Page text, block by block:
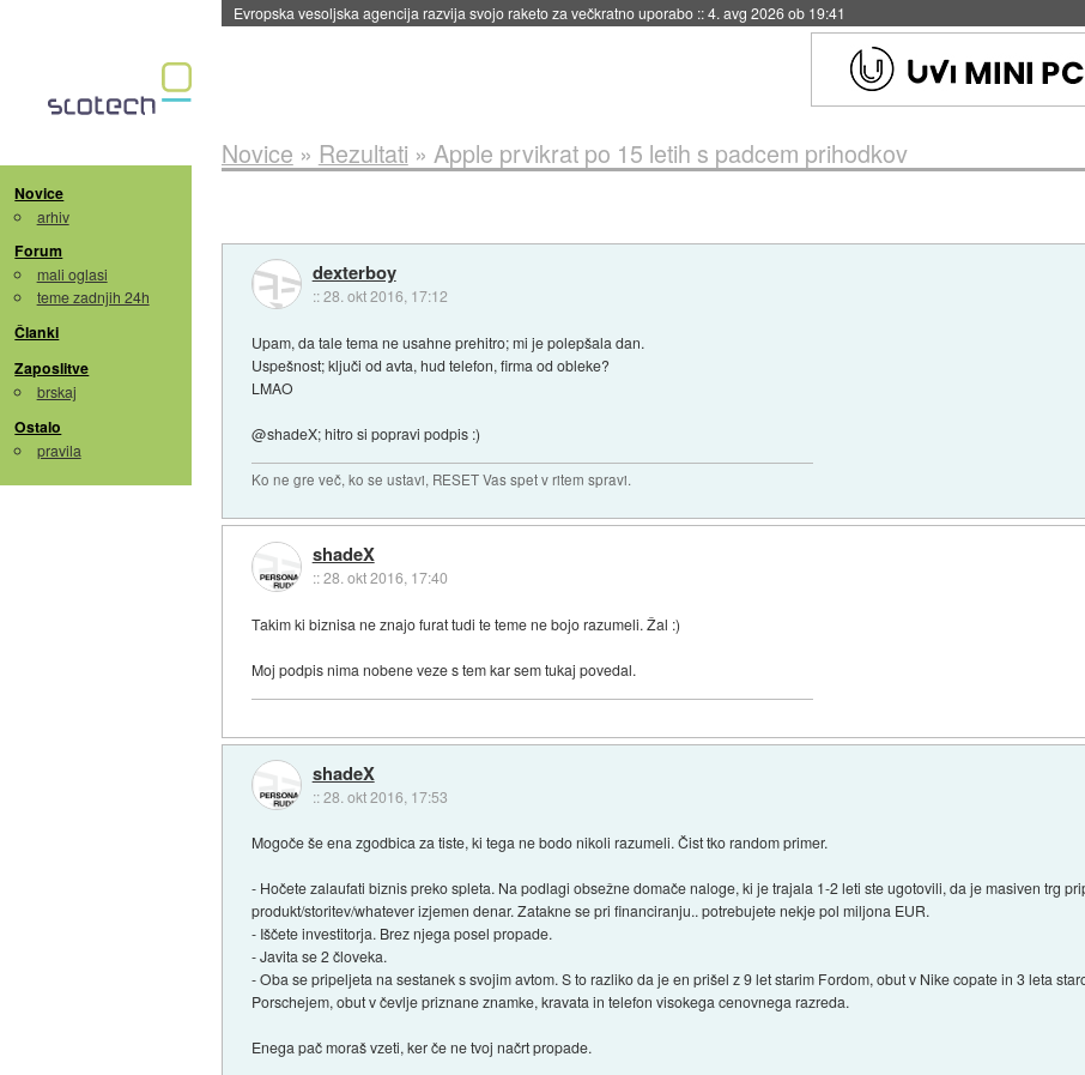
Evropska vesoljska agencija razvija svojo raketo za večkratno uporabo ::4. avg 2026 ob 19:41
Novice
arhiv
Forum
mali oglasi
teme zadnjih 24h
Članki
Zaposlitve
brskaj
Ostalo
pravila
Novice » Rezultati » Apple prvikrat po 15 letih s padcem prihodkov
dexterboy
::28. okt 2016, 17:12
Upam, da tale tema ne usahne prehitro; mi je polepšala dan.
Uspešnost; ključi od avta, hud telefon, firma od obleke?
LMAO
@shadeX; hitro si popravi podpis :)
Ko ne gre več, ko se ustavi, RESET Vas spet v ritem spravi.
shadeX
::28. okt 2016, 17:40
Takim ki biznisa ne znajo furat tudi te teme ne bojo razumeli. Žal :)
Moj podpis nima nobene veze s tem kar sem tukaj povedal.
shadeX
::28. okt 2016, 17:53
Mogoče še ena zgodbica za tiste, ki tega ne bodo nikoli razumeli. Čist tko random primer.
- Hočete zalaufati biznis preko spleta. Na podlagi obsežne domače naloge, ki je trajala 1-2 leti ste ugotovili, da je masiven trg
produkt/storitev/whatever izjemen denar. Zatakne se pri financiranju.. potrebujete nekje pol miljona EUR.
- Iščete investitorja. Brez njega posel propade.
- Javita se 2 človeka.
- Oba se pripeljeta na sestanek s svojim avtom. S to razliko da je en prišel z 9 let starim Fordom, obut v Nike copate in 3 leta
Porschejem, obut v čevlje priznane znamke, kravata in telefon visokega cenovnega razreda.
Enega pač moraš vzeti, ker če ne tvoj načrt propade.